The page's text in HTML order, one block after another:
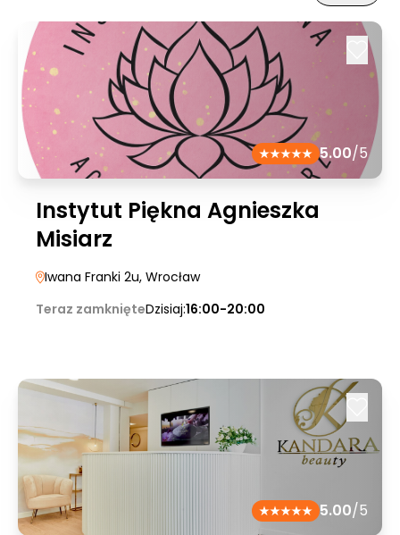
5.00/5
Instytut Piękna Agnieszka
Misiarz
Iwana Franki 2u, Wrocław
Teraz zamknięteDzisiaj:16:00-20:00
5.00/5